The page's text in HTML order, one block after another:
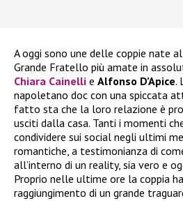
A oggi sono une delle coppie nate
Grande Fratello più amate in
Chiara Cainelli e Alfonso D’Apice.
napoletano doc con una spiccata
fatto sta che la loro relazione è
usciti dalla casa. Tanti i momenti
condividere sui social negli ultimi
romantiche, a testimonianza di
all’interno di un reality, sia vero e
Proprio nelle ultime ore la coppia
raggiungimento di un grande